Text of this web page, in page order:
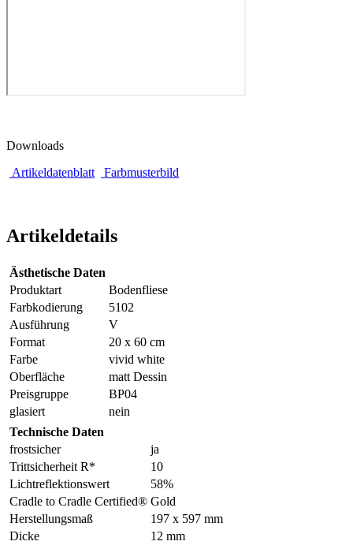
Downloads
Artikeldatenblatt
Farbmusterbild
Artikeldetails
Ästhetische Daten
Produktart
Bodenfliese
Farbkodierung
5102
Ausführung
V
Format
20 x 60 cm
Farbe
vivid white
Oberfläche
matt Dessin
Preisgruppe
BP04
glasiert
nein
Technische Daten
frostsicher
ja
Trittsicherheit R*
10
Lichtreflektionswert
58%
Cradle to Cradle Certified® Gold
Herstellungsmaß
197 x 597 mm
Dicke
12 mm